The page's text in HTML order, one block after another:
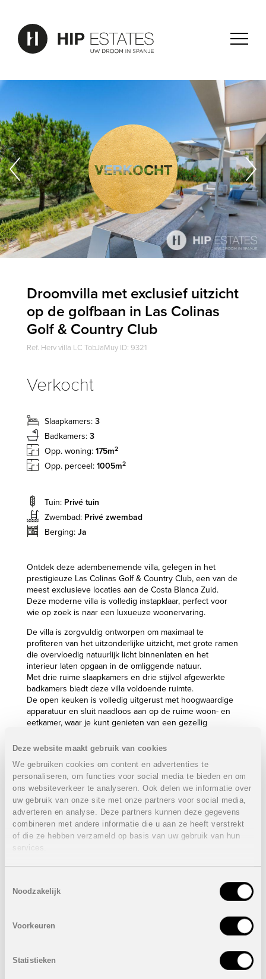
Deze website maakt gebruik van cookies
We gebruiken cookies om content en advertenties te
personaliseren, om functies voor social media te bieden en om
ons websiteverkeer te analyseren. Ook delen we informatie over
uw gebruik van onze site met onze partners voor social media,
adverteren en analyse. Deze partners kunnen deze gegevens
combineren met andere informatie die u aan ze heeft verstrekt
of die ze hebben verzameld op basis van uw gebruik van hun
services.
Noodzakelijk
Voorkeuren
Statistieken
Droomvilla met exclusief uitzicht
op de golfbaan in Las Colinas
Golf & Country Club
Ref. Herv villa LC TobJaMuy ID: 9321
Verkocht
Slaapkamers: 3
Badkamers: 3
Opp. woning: 175m2
Opp. perceel: 1005m2
Tuin: Privé tuin
Zwembad: Privé zwembad
Berging: Ja
Ontdek deze adembenemende villa, gelegen in het
prestigieuze Las Colinas Golf & Country Club, een van de
meest exclusieve locaties aan de Costa Blanca Zuid.
Deze moderne villa is volledig instapklaar, perfect voor
wie op zoek is naar een luxueuze woonervaring.
De villa is zorgvuldig ontworpen om maximaal te
profiteren van het uitzonderlijke uitzicht, met grote ramen
die overvloedig natuurlijk licht binnenlaten en het
interieur laten opgaan in de omliggende natuur.
Met drie ruime slaapkamers en drie stijlvol afgewerkte
badkamers biedt deze villa voldoende ruimte.
De open keuken is volledig uitgerust met hoogwaardige
apparatuur en sluit naadloos aan op de ruime woon- en
eetkamer, waar je kunt genieten van een gezellig
Het buitenleven staat centraal in deze woning. De villa
beschikt over een groot privézwembad, omgeven door
een fraai aangelegde tuin en een groot terras, waar je
kunt ontspannen en genieten van de Spaanse zon.
Daarnaast zijn er meerdere autostaanplaatsen en een
praktische berging, waardoor de villa even functioneel als
mooi is.
Deze woning biedt alles wat je nodig hebt voor een
moderne gemakken en luxe voorzieningen. De villa is
Las Colinas Golf & Country Club staat bekend om zijn
veiligheid, rust en natuurlijk de uitzonderlijke golfbaan.
de prachtige stranden van de Middellandse Zee,
charmante dorpjes en alle voorzieningen die je maar kunt
Mis deze kans niet om eigenaar te worden van deze